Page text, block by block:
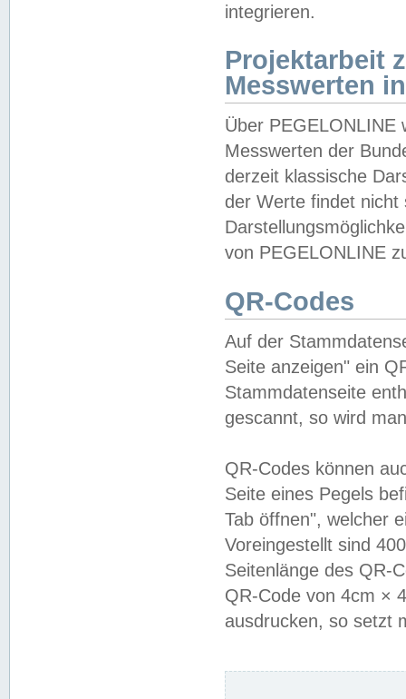
integrieren.
Projektarbeit
Messwerten
Über PEGELONLINE
Messwerten der
derzeit klassische
der Werte findet
von PEGELONLINE
QR-Codes
Auf der
Seite anzeigen" ein
Stammdatenseite
gescannt, so wird
QR-Codes können
Seite eines Pegels
Tab öffnen", welcher
Voreingestellt sind
Seitenlänge des QR-
QR-Code von 4cm ×
ausdrucken, so setzt